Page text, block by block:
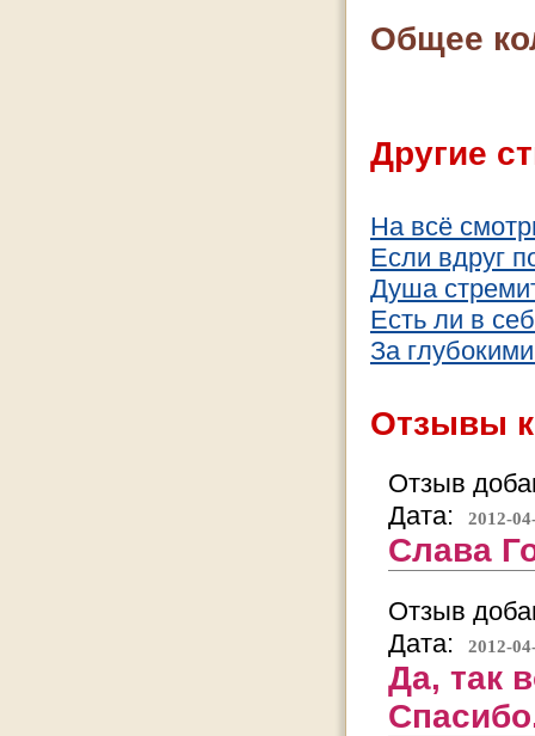
Общее
Другие
На всё
Если вдруг
Душа
Есть ли в
За
Отзывы
Отзыв
Дата:
2012-
Слава
Отзыв
Дата:
2012-
Да, так